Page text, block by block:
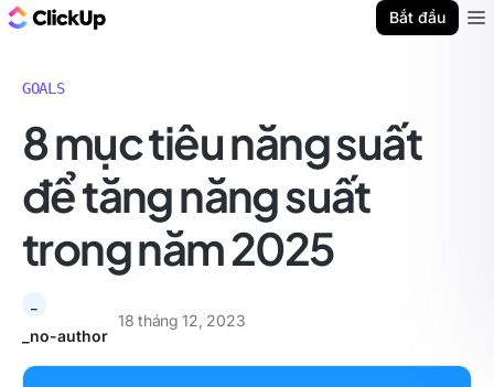
Bắt đầu
GOALS
8 mục tiêu năng suất
để tăng năng suất
trong năm 2025
_no-author
18 tháng 12, 2023